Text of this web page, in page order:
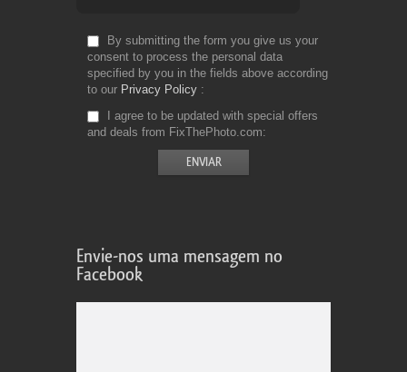
By submitting the form you give us your
consent to process the personal data
specified by you in the fields above according
to our Privacy Policy
I agree to be updated with special offers
and deals from FixThePhoto.com
Envie-nos uma mensagem no
Facebook